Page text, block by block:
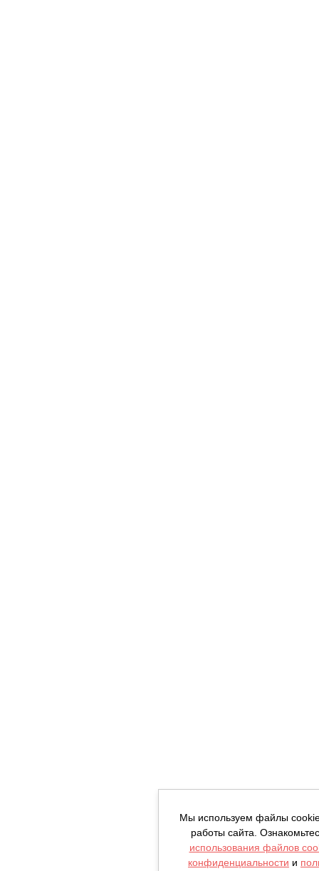
Мы используем файлы
работы сайта.
использования файлов
конфиденциальности и